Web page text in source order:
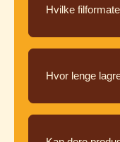
Hvilke
Hvor lenge